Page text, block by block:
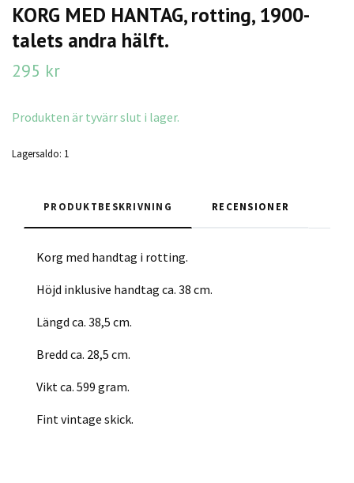
KORG MED HANTAG, rotting, 1900-
talets andra hälft.
295 kr
Produkten är tyvärr slut i lager.
Lagersaldo: 1
PRODUKTBESKRIVNING RECENSIONER
Korg med handtag i rotting.
Höjd inklusive handtag ca. 38 cm.
Längd ca. 38,5 cm.
Bredd ca. 28,5 cm.
Vikt ca. 599 gram.
Fint vintage skick.